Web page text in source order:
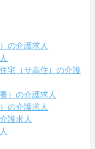
の介護求人
宅（サ高住）の介護
）の介護求人
の介護求人
護求人